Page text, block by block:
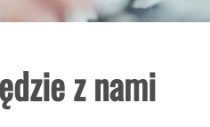
z nami